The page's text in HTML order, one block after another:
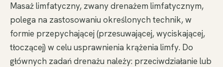
Masaż limfatyczny, zwany drenażem limfatycznym,
polega na zastosowaniu określonych technik, w
formie przepychającej (przesuwającej, wyciskającej,
tłoczącej) w celu usprawnienia krążenia limfy. Do
głównych zadań drenażu należy: przeciwdziałanie lub